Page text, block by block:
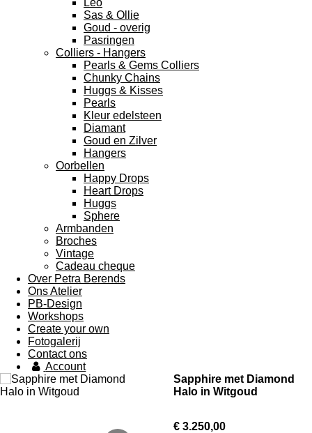
Leo
Sas & Ollie
Goud - overig
Pasringen
Colliers - Hangers
Pearls & Gems Colliers
Chunky Chains
Huggs & Kisses
Pearls
Kleur edelsteen
Diamant
Goud en Zilver
Hangers
Oorbellen
Happy Drops
Heart Drops
Huggs
Sphere
Armbanden
Broches
Vintage
Cadeau cheque
Over Petra Berends
Ons Atelier
PB-Design
Workshops
Create your own
Fotogalerij
Contact ons
Account
Sapphire met Diamond
Halo in Witgoud
€ 3.250,00